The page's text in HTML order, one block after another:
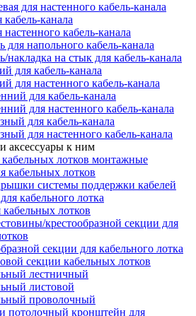
для настенного кабель-канала
канала
кабель-канала
для напольного кабель-канала
накладка на стык для кабель-канала
для кабель-канала
для настенного кабель-канала
для кабель-канала
для настенного кабель-канала
для кабель-канала
для настенного кабель-канала
аксессуары к ним
лотков монтажные
кабельных лотков
системы поддержки кабелей
кабельного лотка
лотков
крестообразной секции для
секции для кабельного лотка
секции кабельных лотков
лестничный
листовой
проволочный
потолочный кронштейн для